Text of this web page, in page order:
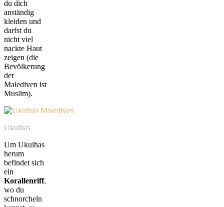
du dich
anständig
kleiden und
darfst du
nicht viel
nackte Haut
zeigen (die
Bevölkerung
der
Malediven ist
Muslim).
Ukulhas
Um Ukulhas
herum
befindet sich
ein
Korallenriff,
wo du
schnorcheln